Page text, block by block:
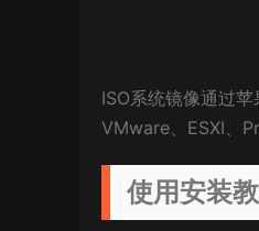
ISO系统镜像通过
VMware、ESXI、
使用安装